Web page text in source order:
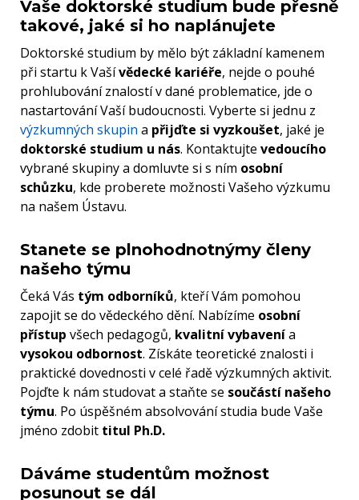
Vaše doktorské studium bude přesně
takové, jaké si ho naplánujete
Doktorské studium by mělo být základní kamenem
při startu k Vašívědecké kariéře, nejde o pouhé
prohlubování znalostí v dané problematice, jde o
nastartování Vaší budoucnosti. Vyberte si jednu z
výzkumných skupin a přijďte si vyzkoušet, jaké je
doktorské studium u nás. Kontaktujte vedoucího
vybrané skupiny a domluvte si s ním osobní
schůzku, kde proberete možnosti Vašeho výzkumu
na našem Ústavu.
Stanete se plnohodnotnýmy členy
našeho týmu
Čeká Vás tým odborníků, kteří Vám pomohou
zapojit se do vědeckého dění. Nabízíme osobní
přístup všech pedagogů, kvalitní vybavenía
vysokou odbornost. Získáte teoretické znalosti i
praktické dovednosti v celé řadě výzkumných aktivit.
Pojďte k nám studovat a staňte se součástí našeho
týmu. Po úspěšném absolvování studia bude Vaše
jméno zdobit titul Ph.D.
Dáváme studentům možnost
posunout se dál